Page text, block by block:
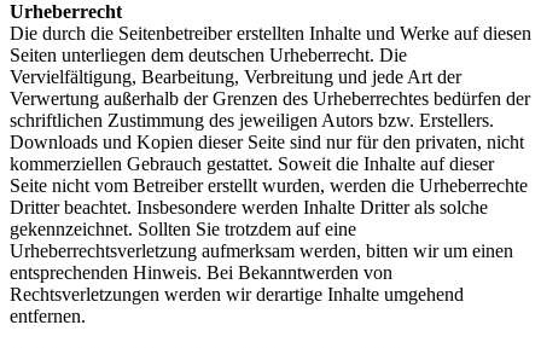
Urheberrecht
Die durch die Seitenbetreiber erstellten Inhalte und Werke auf diesen
Seiten unterliegen dem deutschen Urheberrecht. Die
Vervielfältigung, Bearbeitung, Verbreitung und jede Art der
Verwertung außerhalb der Grenzen des Urheberrechtes bedürfen der
schriftlichen Zustimmung des jeweiligen Autors bzw. Erstellers.
Downloads und Kopien dieser Seite sind nur für den privaten, nicht
kommerziellen Gebrauch gestattet. Soweit die Inhalte auf dieser
Seite nicht vom Betreiber erstellt wurden, werden die Urheberrechte
Dritter beachtet. Insbesondere werden Inhalte Dritter als solche
gekennzeichnet. Sollten Sie trotzdem auf eine
Urheberrechtsverletzung aufmerksam werden, bitten wir um einen
entsprechenden Hinweis. Bei Bekanntwerden von
Rechtsverletzungen werden wir derartige Inhalte umgehend
entfernen.